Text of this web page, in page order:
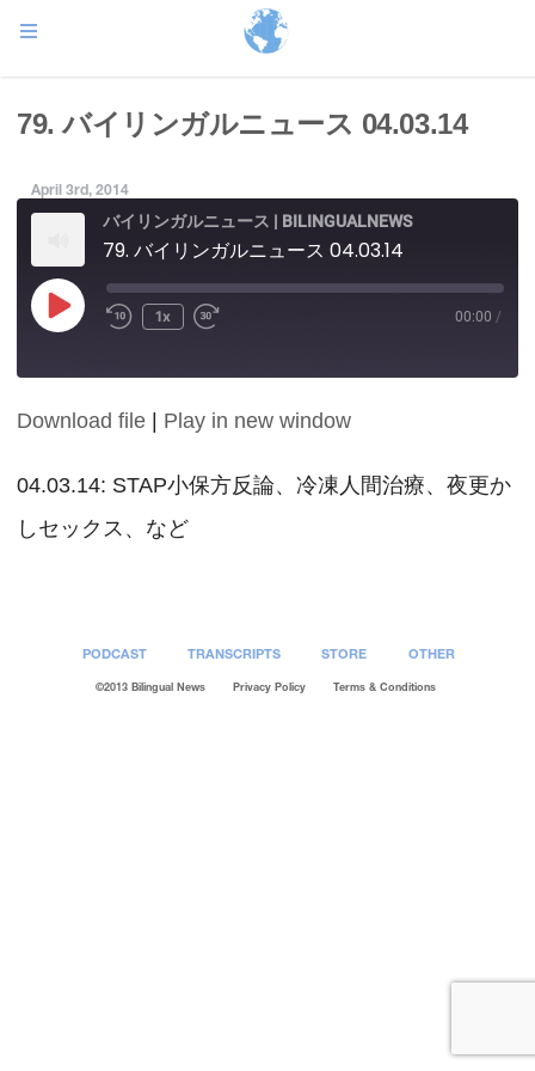
79. バイリンガルニュース 04.03.14
April 3rd, 2014
バイリンガルニュース | BILINGUALNEWS
79. バイリンガルニュース 04.03.14
Play
Episode
1x 00:00 /
SHARE
LINK
EMBED
Download file Play in new window
04.03.14: STAP小保方反論、冷凍人間治療、夜更か
しセックス、など
PODCAST TRANSCRIPTS STORE OTHER
©2013 Bilingual News Privacy Policy Terms & Conditions